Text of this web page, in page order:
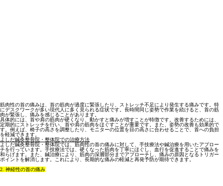
筋肉性の首の痛みは、首の筋肉が過度に緊張したり、ストレッチ不足により発生する痛みです。特
にデスクワークが多い現代人に多く見られる症状です。長時間同じ姿勢で作業を続けると、首の筋
肉が緊張し、痛みを感じることがあります。
具体的には、首や肩の筋肉が硬くなり、動かすと痛みが増すことが特徴です。改善するためには、
定期的にストレッチを行い、首や肩の筋肉をほぐすことが重要です。また、姿勢の改善も効果的で
す。例えば、椅子の高さを調整したり、モニターの位置を目の高さに合わせることで、首への負担
を軽減できます。
よしだ鍼灸整骨院・整体院での治療方法
よしだ鍼灸整骨院・整体院では、筋肉性の首の痛みに対して、手技療法や鍼治療を用いたアプロー
チを行っています。手技療法では、硬くなった筋肉を丁寧にほぐし、血行を促進することで痛みを
和らげます。また、鍼治療により、筋肉の深層部分までアプローチし、痛みの原因となるトリガー
ポイントを解消します。これにより、長期的な痛みの軽減と再発予防が期待できます。
2. 神経性の首の痛み